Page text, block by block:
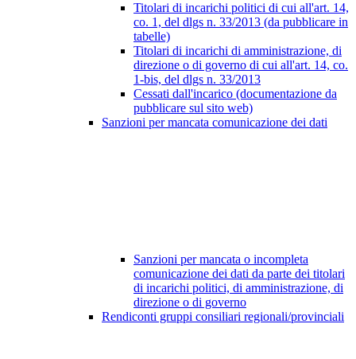
Titolari di incarichi politici di cui all'art. 14,
co. 1, del dlgs n. 33/2013 (da pubblicare in
tabelle)
Titolari di incarichi di amministrazione, di
direzione o di governo di cui all'art. 14, co.
1-bis, del dlgs n. 33/2013
Cessati dall'incarico (documentazione da
pubblicare sul sito web)
Sanzioni per mancata comunicazione dei dati
Sanzioni per mancata o incompleta
comunicazione dei dati da parte dei titolari
di incarichi politici, di amministrazione, di
direzione o di governo
Rendiconti gruppi consiliari regionali/provinciali